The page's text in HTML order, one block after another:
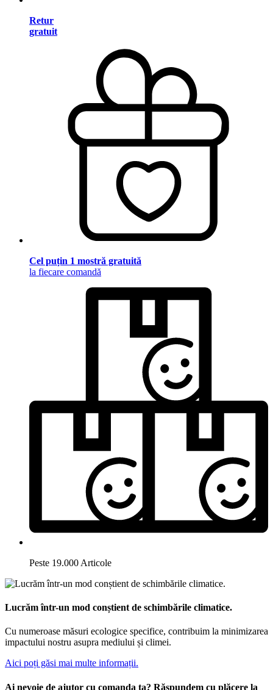
Retur
gratuit
Cel puțin 1 mostră gratuită
la fiecare comandă
Peste 19.000 Articole
Lucrăm într-un mod conștient de schimbările climatice.
Cu numeroase măsuri ecologice specifice, contribuim la minimizarea
impactului nostru asupra mediului și climei.
Aici poți găsi mai multe informații.
Ai nevoie de ajutor cu comanda ta? Răspundem cu plăcere la